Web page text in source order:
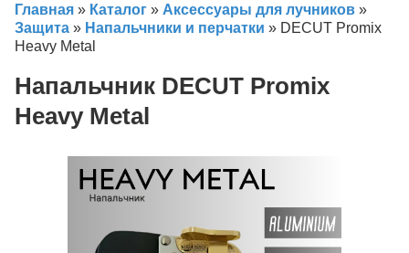
Главная » Каталог » Аксессуары для лучников »
Защита » Напальчники и перчатки » DECUT Promix
Heavy Metal
Напальчник DECUT Promix
Heavy Metal